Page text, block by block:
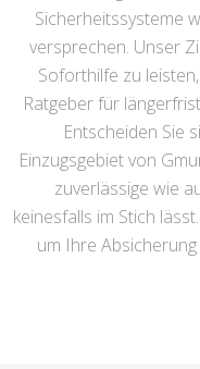
Sicherheitssysteme
versprechen. Unser
Soforthilfe zu
Ratgeber für
Entscheiden Sie
Einzugsgebiet von
zuverlässige wie
keinesfalls im Stich
um Ihre